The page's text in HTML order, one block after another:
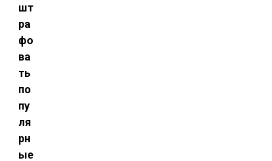
шт
ра
фо
ва
ть
по
пу
ля
рн
ые